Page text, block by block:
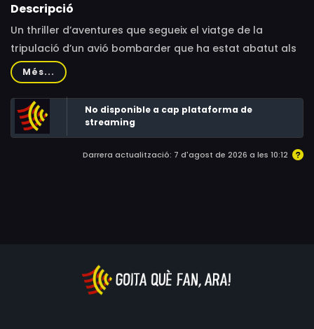
Helpmann, Emrys Jones, Hay Petrie, Selma Vaz Dias,
Carson, Willem Akkerman, Joan Akkerman, John Salew,
David Ward, Roland Culver, Michael Powell, Stewart
Rome, James Donald, Gordon Jackson, John Longden
Descripció
Un thriller d’aventures que segueix el viatge de la
tripulació d’un avió bombarder que ha estat abatut als
Països Baixos controlats pels nazis.
Més...
No disponible a cap plataforma de
streaming
Darrera actualització: 7 d'agost de 2026 a les 10:12